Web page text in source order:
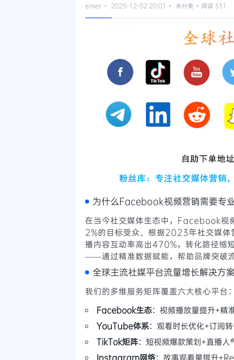
emer 2025-12-02 20:01 未分类 阅读 331
为什么Facebook视频营销需要专业
在当今社交媒体生态中，Facebook视
2%的目标受众。根据2023年社交媒体
播内容互动率高出470%，转化路径缩
——通过精准数据赋能，帮助品牌突破流
全球主流社媒平台流量增长解决方
我们的多维服务矩阵覆盖六大核心平台：
Facebook生态：视频播放量提升+精
YouTube体系：观看时长优化+订阅
TikTok矩阵：短视频爆款策划+直播人
Instagram网络：故事观看量提升